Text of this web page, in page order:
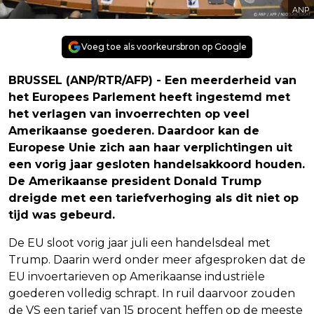
ANP
Voeg toe als voorkeursbron op Google
BRUSSEL (ANP/RTR/AFP) - Een meerderheid van
het Europees Parlement heeft ingestemd met
het verlagen van invoerrechten op veel
Amerikaanse goederen. Daardoor kan de
Europese Unie zich aan haar verplichtingen uit
een vorig jaar gesloten handelsakkoord houden.
De Amerikaanse president Donald Trump
dreigde met een tariefverhoging als dit niet op
tijd was gebeurd.
De EU sloot vorig jaar juli een handelsdeal met
Trump. Daarin werd onder meer afgesproken dat de
EU invoertarieven op Amerikaanse industriële
goederen volledig schrapt. In ruil daarvoor zouden
de VS een tarief van 15 procent heffen op de meeste